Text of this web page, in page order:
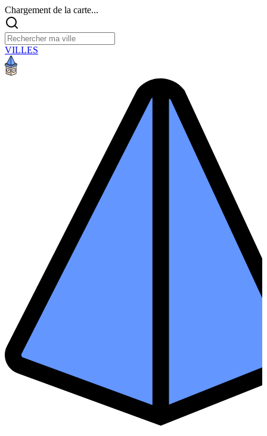
Chargement de la carte...
VILLES